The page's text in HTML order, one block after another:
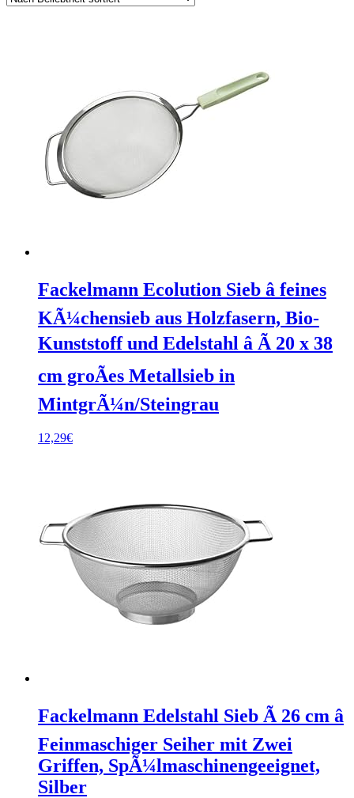
Fackelmann Ecolution Sieb â feines
KÃ¼chensieb aus Holzfasern, Bio-
Kunststoff und Edelstahl â Ã 20 x 38
cm groÃes Metallsieb in
MintgrÃ¼n/Steingrau
12,29€
Fackelmann Edelstahl Sieb Ã 26 cm â
Feinmaschiger Seiher mit Zwei
Griffen, SpÃ¼lmaschinengeeignet,
Silber